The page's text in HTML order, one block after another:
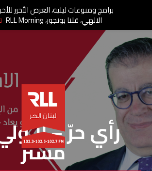
رأي حر
رأي حرّ – لا
مستر
برامج ومنوعات ليلية، العرض الأخير
الالهي، قلنا بونجور، RLL Morning